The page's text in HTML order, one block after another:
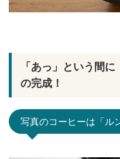
「あっ」という間
の完成！
写真のコーヒーは「ル